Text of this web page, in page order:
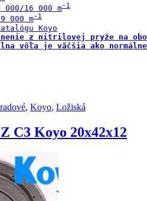
000/16 000 m
000 m
z nitrilovej pryže na
vôľa je väčšia ako normálne
, Koyo, Ložiská
C3 Koyo 20x42x12